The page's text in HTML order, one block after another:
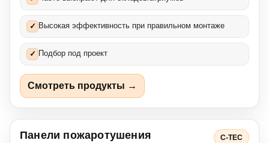
✓ Высокая эффективность при правильном монтаже
✓ Подбор под проект
Смотреть продукты →
Панели пожаротушения C-TEC